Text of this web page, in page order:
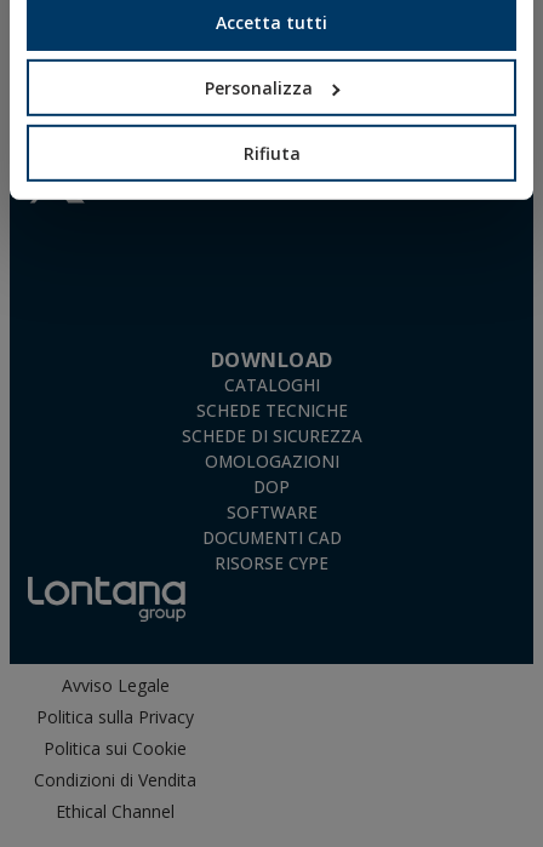
Accetta tutti
Personalizza
Rifiuta
DOWNLOAD
CATALOGHI
SCHEDE TECNICHE
SCHEDE DI SICUREZZA
OMOLOGAZIONI
DOP
SOFTWARE
DOCUMENTI CAD
RISORSE CYPE
Avviso Legale
Politica sulla Privacy
Politica sui Cookie
Condizioni di Vendita
Ethical Channel